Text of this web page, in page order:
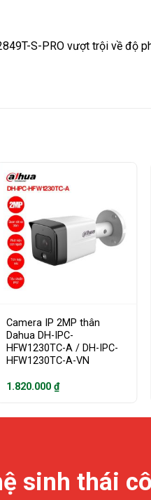
S-PRO vượt trội về độ
Camera IP 2MP thân
Dahua DH-IPC-
HFW1230TC-A / DH-IPC-
HFW1230TC-A-VN
1.820.000₫
sinh thái